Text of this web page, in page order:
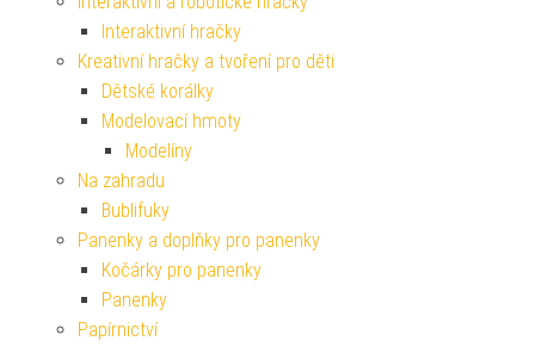
Interaktivní hračky
Kreativní hračky a tvoření pro děti
Dětské korálky
Modelovací hmoty
Modelíny
Na zahradu
Bublifuky
Panenky a doplňky pro panenky
Kočárky pro panenky
Panenky
Papírnictví